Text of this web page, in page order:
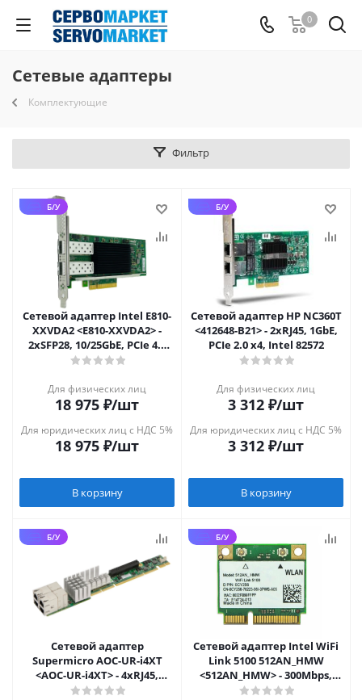
0
Сетевые адаптеры
Комплектующие
Фильтр
Б/У
Сетевой адаптер Intel E810-
XXVDA2 <E810-XXVDA2> -
2xSFP28, 10/25GbE, PCIe 4.0
x16, Intel E810
Для физических лиц
18 975 ₽/шт
Для юридических лиц с НДС 5%
18 975 ₽/шт
В корзину
Б/У
Сетевой адаптер HP NC360T
<412648-B21> - 2xRJ45, 1GbE,
PCIe 2.0 x4, Intel 82572
Для физических лиц
3 312 ₽/шт
Для юридических лиц с НДС 5%
3 312 ₽/шт
В корзину
Б/У
Сетевой адаптер
Supermicro AOC-UR-i4XT
<AOC-UR-i4XT> - 4xRJ45,
10GbE, 1U Ultra Riser
Б/У
Сетевой адаптер Intel WiFi
Link 5100 512AN_HMW
<512AN_HMW> - 300Mbps,
Mini PCIe